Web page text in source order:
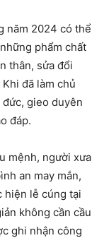
năm 2024 có thể
phẩm chất
thân, sửa đổi
đã làm chủ
gieo duyên
đáp.
mệnh, người xưa
an may mắn,
hiện lễ cúng tại
không cần cầu
ghi nhận công